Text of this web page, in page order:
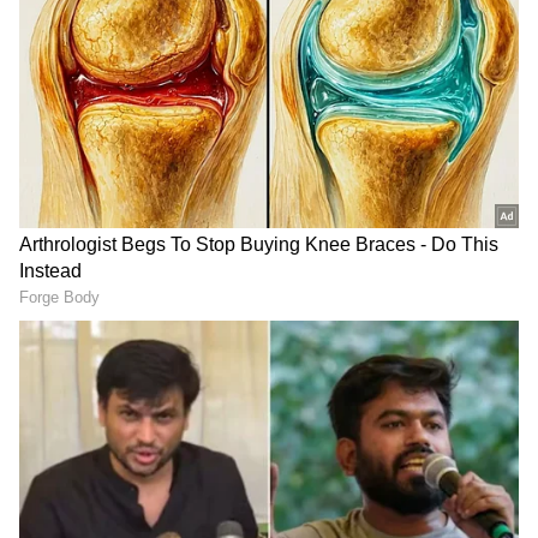
ಉದ್ಭವವಾಗುತ್ತವೆ. ಇಂತಹ ಸಮಸ್ಯೆಗಳಿಗೆ ಟೊಮೇಟೋ ಸಿಪ್ಪೆ
ದಿವ್ಯೌಷಧವಾಗಿದೆ. ಟೊಮೇಟೋ ಸಿಪ್ಪೆಯಲ್ಲಿ ಬೀಟಾ
ಕ್ಯಾರೋಟಿನ್ ಇರುವುದರಿಂದ ಕೊಲೆಸ್ಟ್ರಾಲ್ ನಿಯಂತ್ರಣಕ್ಕೆ
ಬರುತ್ತದೆ. ಇದರಿಂದ ರಕ್ತದ ಹರಿವು ಹೆಚ್ಚಳವಾಗಿ
ರಕ್ತದೊತ್ತಡವೂ ಸಮತೋಲನದಲ್ಲಿರುತ್ತದೆ.
Kitchen Hacks : ಅಷ್ಟು ದುಡ್ಡು ಕೊಟ್ಟು ತಂದ
ಟೊಮ್ಯಾಟೋ ಹಾಳಾಗದಂತೆ ಮಾಡಲು ಇಲ್ಲಿದೆ ಟೆಕ್ನಿಕ್!
LATEST VIDEOS
"ರಾಜಕೀಯ ಬೇಡ, ಸಿನಿಮಾನೇ ಪ್ರಾಣ":
ಕನಕೋತ್ಸವದಲ್ಲಿ ರಿಷಬ್ ಶೆಟ್ಟಿ | Rishab
Shetty speech | Suvarna News